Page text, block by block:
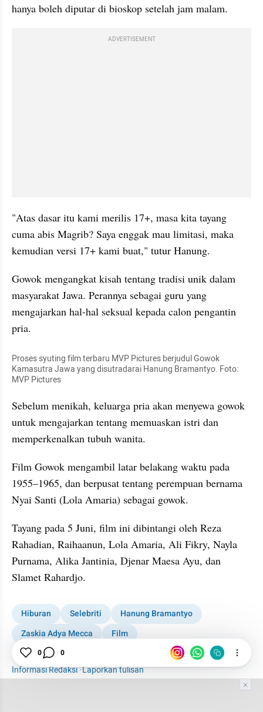
hanya boleh diputar di bioskop setelah jam malam.
ADVERTISEMENT
"Atas dasar itu kami merilis 17+, masa kita tayang
cuma abis Magrib? Saya enggak mau limitasi, maka
kemudian versi 17+ kami buat," tutur Hanung.
Gowok mengangkat kisah tentang tradisi unik dalam
masyarakat Jawa. Perannya sebagai guru yang
mengajarkan hal-hal seksual kepada calon pengantin
pria.
Proses syuting film terbaru MVP Pictures berjudul Gowok
Kamasutra Jawa yang disutradarai Hanung Bramantyo. Foto:
MVP Pictures
Sebelum menikah, keluarga pria akan menyewa gowok
untuk mengajarkan tentang memuaskan istri dan
memperkenalkan tubuh wanita.
Film Gowok mengambil latar belakang waktu pada
1955–1965, dan berpusat tentang perempuan bernama
Nyai Santi (Lola Amaria) sebagai gowok.
Tayang pada 5 Juni, film ini dibintangi oleh Reza
Rahadian, Raihaanun, Lola Amaria, Ali Fikry, Nayla
Purnama, Alika Jantinia, Djenar Maesa Ayu, dan
Slamet Rahardjo.
Hiburan Selebriti
Hanung Bramantyo
Zaskia Adya Mecca
Film
Film Gowok: Kamasutra Jawa
Informasi Redaksi·Laporkan tulisan
0 0